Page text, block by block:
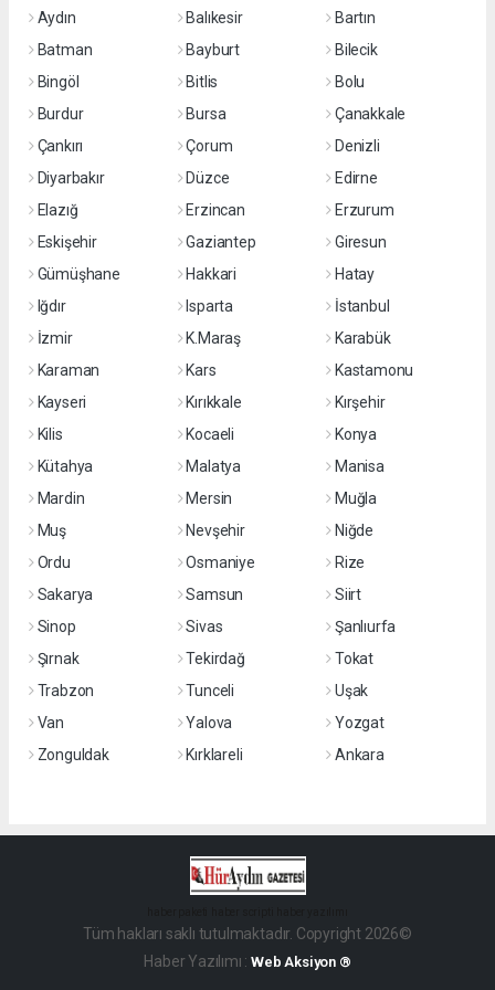
Aydın
Balıkesir
Bartın
Batman
Bayburt
Bilecik
Bingöl
Bitlis
Bolu
Burdur
Bursa
Çanakkale
Çankırı
Çorum
Denizli
Diyarbakır
Düzce
Edirne
Elazığ
Erzincan
Erzurum
Eskişehir
Gaziantep
Giresun
Gümüşhane
Hakkari
Hatay
Iğdır
Isparta
İstanbul
İzmir
K.Maraş
Karabük
Karaman
Kars
Kastamonu
Kayseri
Kırıkkale
Kırşehir
Kilis
Kocaeli
Konya
Kütahya
Malatya
Manisa
Mardin
Mersin
Muğla
Muş
Nevşehir
Niğde
Ordu
Osmaniye
Rize
Sakarya
Samsun
Siirt
Sinop
Sivas
Şanlıurfa
Şırnak
Tekirdağ
Tokat
Trabzon
Tunceli
Uşak
Van
Yalova
Yozgat
Zonguldak
Kırklareli Ankara
Tüm hakları saklı tutulmaktadır. Copyright 2026©
Haber Yazılımı :Web Aksiyon ®